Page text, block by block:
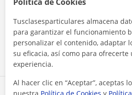
Contactar
Tusclasesparticulares almacena
para garantizar el funcionamiento
personalizar el contenido, adaptar
su eficacia, así como para ofrecerte
experiencia.
Al hacer clic en “Aceptar”, aceptas
nuestra Política de Cookies y